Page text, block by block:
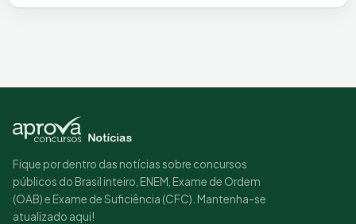
Fique por dentro das notícias sobre concursos
públicos do Brasil inteiro, ENEM, Exame de Ordem
(OAB) e Exame de Suficiência (CFC). Mantenha-se
atualizado aqui!